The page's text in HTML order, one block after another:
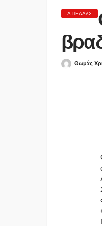
Δ.ΠΈΛΛΑΣ
Θωμάς